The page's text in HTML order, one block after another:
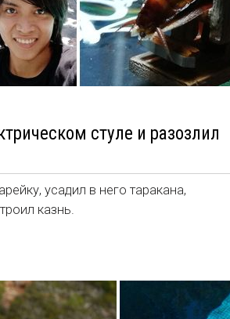
стуле и разозлил
усадил в него таракана,
казнь.